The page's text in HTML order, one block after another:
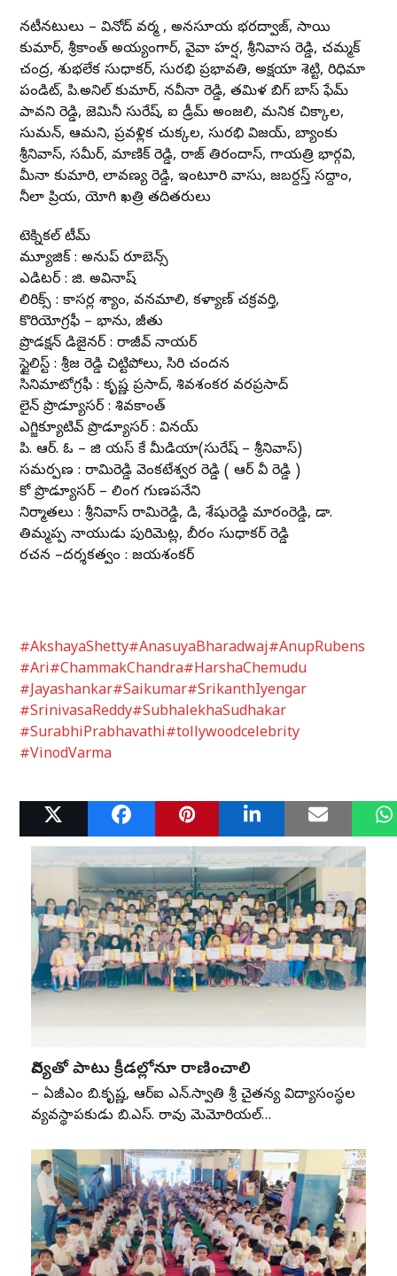
నటీనటులు – వినోద్ వర్మ , అనసూయ భరద్వాజ్, సాయి
కుమార్, శ్రీకాంత్ అయ్యంగార్, వైవా హర్ష, శ్రీనివాస రెడ్డి, చమ్మక్
చంద్ర, శుభలేక సుధాకర్, సురభి ప్రభావతి, అక్షయా శెట్టి, రిధిమా
పండిట్, పి.అనిల్ కుమార్, నవీనా రెడ్డి, తమిళ బిగ్ బాస్ ఫేమ్
పావని రెడ్డి, జెమినీ సురేష్, ఐ డ్రీమ్ అంజలి, మనిక చిక్కాల,
సుమన్, ఆమని, ప్రవళ్లిక చుక్కల, సురభి విజయ్, బ్యాంకు
శ్రీనివాస్, సమీర్, మాణిక్ రెడ్డి, రాజ్ తిరందాస్, గాయత్రి భార్గవి,
మీనా కుమారి, లావణ్య రెడ్డి, ఇంటూరి వాసు, జబర్దస్త్ సద్దాం,
నీలా ప్రియ, యోగి ఖత్రి తదితరులు
టెక్నికల్ టీమ్
మ్యూజిక్ : అనుప్ రూబెన్స్
ఎడిటర్ : జి. అవినాష్
లిరిక్స్ : కాసర్ల శ్యాం, వనమాలి, కళ్యాణ్ చక్రవర్తి,
కొరియోగ్రఫీ – భాను, జీతు
ప్రొడక్షన్ డిజైనర్ : రాజీవ్ నాయర్
స్టైలిస్ట్ : శ్రీజ రెడ్డి చిట్టిపోలు, సిరి చందన
సినిమాటోగ్రఫీ : కృష్ణ ప్రసాద్, శివశంకర వరప్రసాద్
లైన్ ప్రొడ్యూసర్ : శివకాంత్
ఎగ్జిక్యూటివ్ ప్రొడ్యూసర్ : వినయ్
పి. ఆర్. ఓ – జి యస్ కే మీడియా(సురేష్ – శ్రీనివాస్)
సమర్పణ : రామిరెడ్డి వెంకటేశ్వర రెడ్డి ( ఆర్ వీ రెడ్డి )
కో ప్రొడ్యూసర్ – లింగ గుణపనేని
నిర్మాతలు : శ్రీనివాస్ రామిరెడ్డి, డి, శేషురెడ్డి మారంరెడ్డి, డా.
తిమ్మప్ప నాయుడు పురిమెట్ల, బీరం సుధాకర్ రెడ్డి
రచన –దర్శకత్వం : జయశంకర్
#AkshayaShetty#AnasuyaBharadwaj#AnupRubens
#Ari#ChammakChandra#HarshaChemudu
#Jayashankar#Saikumar#SrikanthIyengar
#SrinivasaReddy#SubhalekhaSudhakar
#SurabhiPrabhavathi#tollywoodcelebrity
#VinodVarma
Related Posts
విద్యతో పాటు క్రీడల్లోనూ రాణించాలి
– ఏజీఎం బి.కృష్ణ, ఆర్‌ఐ ఎన్‌.స్వాతి శ్రీ చైతన్య విద్యాసంస్థల
వ్యవస్థాపకుడు బి.ఎస్‌. రావు మెమోరియల్‌…